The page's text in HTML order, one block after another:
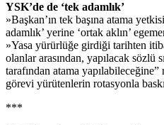
YSK’de de ‘tek adamlık’
»Başkan’ın tek başına atama
adamlık’ yerine ‘ortak aklın’
»Yasa yürürlüğe girdiği tarihten
olanlar arasından, yapılacak sözlü
tarafından atama
görevi yürütenlerin rotasyonla
***